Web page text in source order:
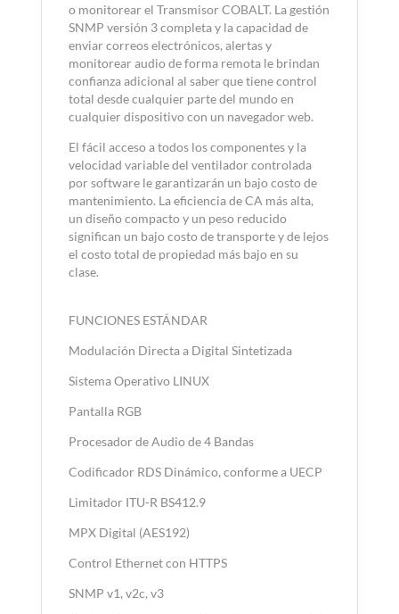
o monitorear el Transmisor COBALT. La gestión
SNMP versión 3 completa y la capacidad de
enviar correos electrónicos, alertas y
monitorear audio de forma remota le brindan
confianza adicional al saber que tiene control
total desde cualquier parte del mundo en
cualquier dispositivo con un navegador web.
El fácil acceso a todos los componentes y la
velocidad variable del ventilador controlada
por software le garantizarán un bajo costo de
mantenimiento. La eficiencia de CA más alta,
un diseño compacto y un peso reducido
significan un bajo costo de transporte y de lejos
el costo total de propiedad más bajo en su
clase.
FUNCIONES ESTÁNDAR
Modulación Directa a Digital Sintetizada
Sistema Operativo LINUX
Pantalla RGB
Procesador de Audio de 4 Bandas
Codificador RDS Dinámico, conforme a UECP
Limitador ITU-R BS412.9
MPX Digital (AES192)
Control Ethernet con HTTPS
SNMP v1, v2c, v3